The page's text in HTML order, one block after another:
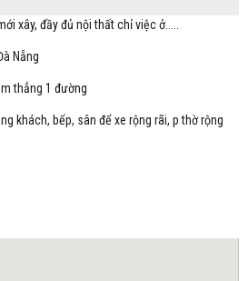
xây, đầy đủ nội thất chỉ việc ở.....
Nẵng
thẳng 1 đường
khách, bếp, sân để xe rộng rãi, p thờ rộng